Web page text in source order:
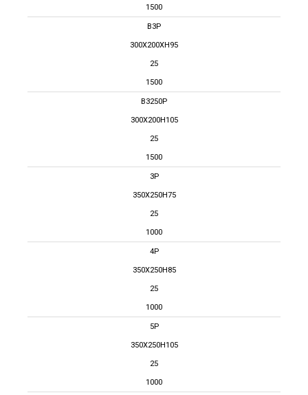
1500
B3P
300X200XH95
25
1500
B3250P
300X200H105
25
1500
3P
350X250H75
25
1000
4P
350X250H85
25
1000
5P
350X250H105
25
1000